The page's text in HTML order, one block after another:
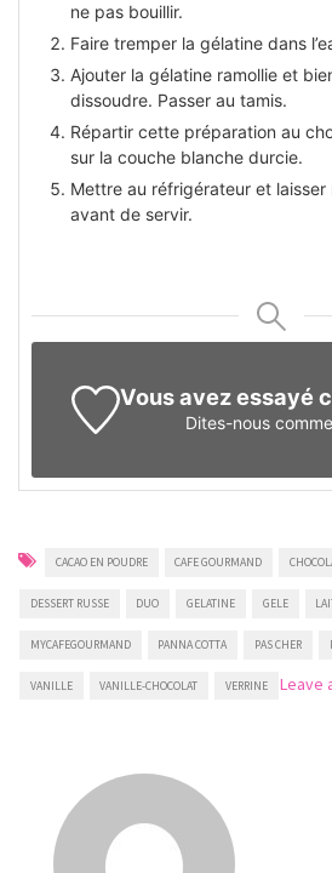
ne pas bouillir.
Faire tremper la gélatine dans
Ajouter la gélatine ramollie et
dissoudre. Passer au tamis.
Répartir cette préparation au
sur la couche blanche durcie.
Mettre au réfrigérateur et laisser
avant de servir.
Vous avez essayé
Dites-nous
CACAO EN POUDRE CAFE GOURMAND
DESSERT RUSSE DUO GELATINE GELE
MYCAFEGOURMAND PANNA COTTA PAS CHER
VANILLE VANILLE-CHOCOLAT VERRINE Leave